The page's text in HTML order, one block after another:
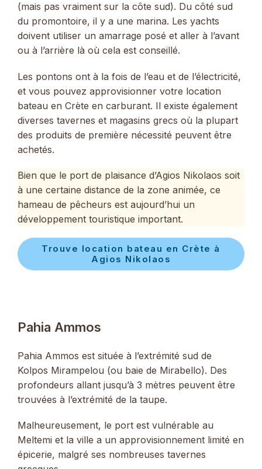
(mais pas vraiment sur la côte sud). Du côté sud
du promontoire, il y a une marina. Les yachts
doivent utiliser un amarrage posé et aller à l’avant
ou à l’arrière là où cela est conseillé.
Les pontons ont à la fois de l’eau et de l’électricité,
et vous pouvez approvisionner votre location
bateau en Crète en carburant. Il existe également
diverses tavernes et magasins grecs où la plupart
des produits de première nécessité peuvent être
achetés.
Bien que le port de plaisance d’Agios Nikolaos soit
à une certaine distance de la zone animée, ce
hameau de pêcheurs est aujourd’hui un
développement touristique important.
Trouve location bateau en Crète à
Agios Nikolaos
Pahia Ammos
Pahia Ammos est située à l’extrémité sud de
Kolpos Mirampelou (ou baie de Mirabello). Des
profondeurs allant jusqu’à 3 mètres peuvent être
trouvées à l’extrémité de la taupe.
Malheureusement, le port est vulnérable au
Meltemi et la ville a un approvisionnement limité en
épicerie, malgré ses nombreuses tavernes